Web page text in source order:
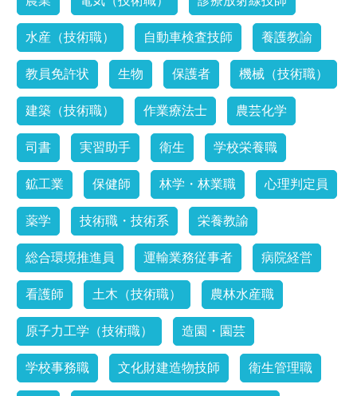
水産（技術職） 自動車検査技師 養護教諭
教員免許状 生物 保護者 機械（技術職）
建築（技術職） 作業療法士 農芸化学
司書 実習助手 衛生 学校栄養職
鉱工業 保健師 林学・林業職 心理判定員
薬学 技術職・技術系 栄養教諭
総合環境推進員 運輸業務従事者 病院経営
看護師 土木（技術職） 農林水産職
原子力工学（技術職） 造園・園芸
学校事務職 文化財建造物技師 衛生管理職